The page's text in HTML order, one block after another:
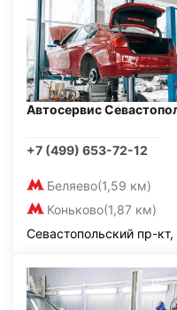
Автосервис
+7 (499) 653-72-12
Беляево(1,59 км)
Коньково(1,87 км)
Севастопольский пр-